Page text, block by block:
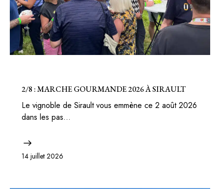
2/8 : MARCHE GOURMANDE 2026 À SIRAULT
Le vignoble de Sirault vous emmène ce 2 août 2026
dans les pas…
14 juillet 2026